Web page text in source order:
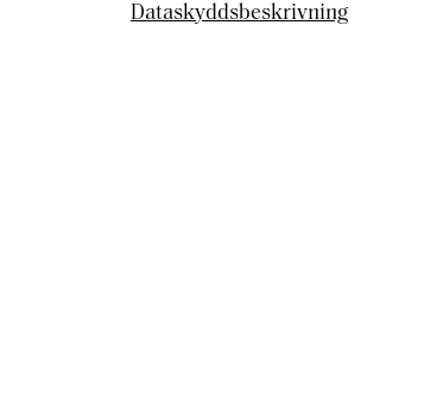
Dataskyddsbeskrivning